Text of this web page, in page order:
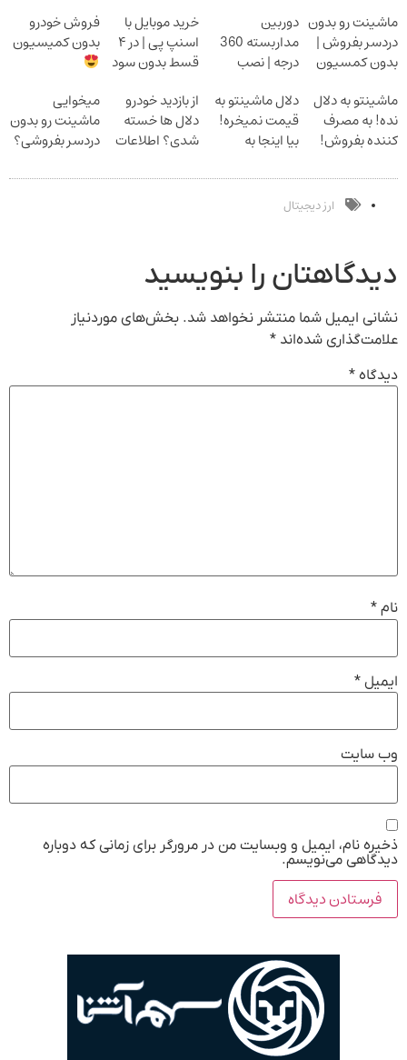
ماشینت رو بدون
دردسر بفروش |
بدون کمسیون
دوربین
مداربسته 360
درجه | نصب
خرید موبایل با
اسنپ پی | در ۴
قسط بدون سود
فروش خودرو
بدون کمیسیون
ماشینتو به دلال
نده! به مصرف
کننده بفروش!
یک تماس
دلال ماشینتو به
قیمت نمیخره!
بیا اینجا به
بفروش*فقط
خریدار واقعی*
از بازدید خودرو
دلال ها خسته
شدی؟ اطلاعات
ثبت کن
میخوایی
ماشینت رو بدون
دردسر بفروشی؟
ارز دیجیتال
دیدگاهتان را بنویسید
نشانی ایمیل شما منتشر نخواهد شد. بخش‌های موردنیاز
علامت‌گذاری شده‌اند *
دیدگاه *
نام *
ایمیل *
وب‌ سایت
ذخیره نام، ایمیل و وبسایت من در مرورگر برای زمانی که دوباره
دیدگاهی می‌نویسم.